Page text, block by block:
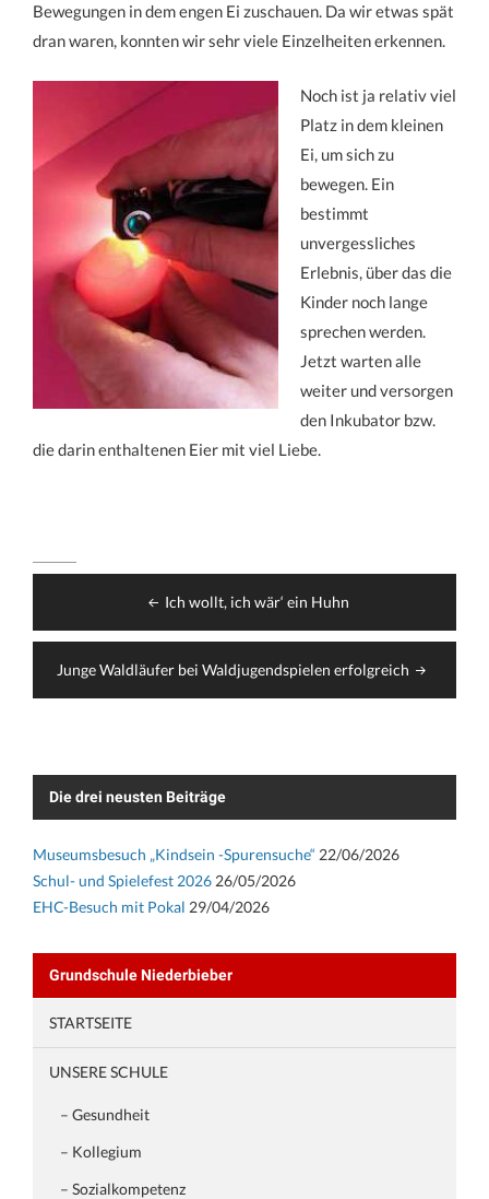
Bewegungen in dem engen Ei zuschauen. Da wir etwas spät
dran waren, konnten wir sehr viele Einzelheiten erkennen.
Noch ist ja relativ viel
Platz in dem kleinen
Ei, um sich zu
bewegen. Ein
bestimmt
unvergessliches
Erlebnis, über das die
Kinder noch lange
sprechen werden.
Jetzt warten alle
weiter und versorgen
den Inkubator bzw.
die darin enthaltenen Eier mit viel Liebe.
Ich wollt, ich wär‘ ein Huhn
Junge Waldläufer bei Waldjugendspielen erfolgreich
Die drei neusten Beiträge
Museumsbesuch „Kindsein -Spurensuche“ 22/06/2026
Schul- und Spielefest 2026 26/05/2026
EHC-Besuch mit Pokal 29/04/2026
Grundschule Niederbieber
STARTSEITE
UNSERE SCHULE
– Gesundheit
– Kollegium
– Sozialkompetenz